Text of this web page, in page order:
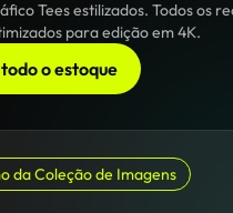
Tees estilizados. Todos os
para edição em 4K.
o estoque
da Coleção de Imagens